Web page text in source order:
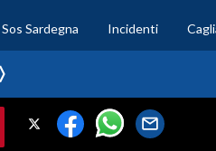
Sos Sardegna Incidenti